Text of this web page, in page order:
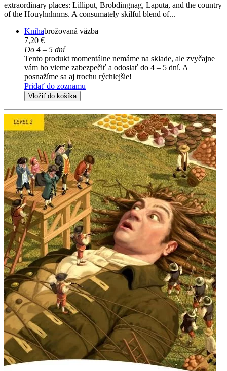
extraordinary places: Lilliput, Brobdingnag, Laputa, and the country
of the Houyhnhnms. A consumately skilful blend of...
Knihabrožovaná väzba
7,20 €
Do 4 – 5 dní
Tento produkt momentálne nemáme na sklade, ale zvyčajne
vám ho vieme zabezpečiť a odoslať do 4 – 5 dní. A
posnažíme sa aj trochu rýchlejšie!
Pridať do zoznamu
Vložiť do košíka